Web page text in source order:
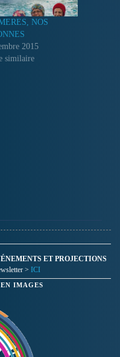
NOS
2015
similaire
ET PROJECTIONS
> ICI
IMAGES